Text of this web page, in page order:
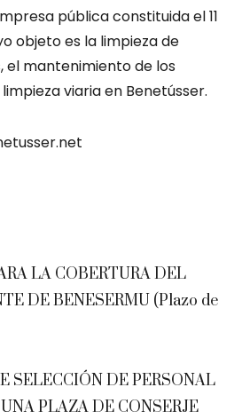
pública constituida el 11
objeto es la limpieza de
el mantenimiento de los
viaria en Benetússer.
LA COBERTURA DEL
DE BENESERMU (Plazo de
SELECCIÓN DE PERSONAL
PLAZA DE CONSERJE